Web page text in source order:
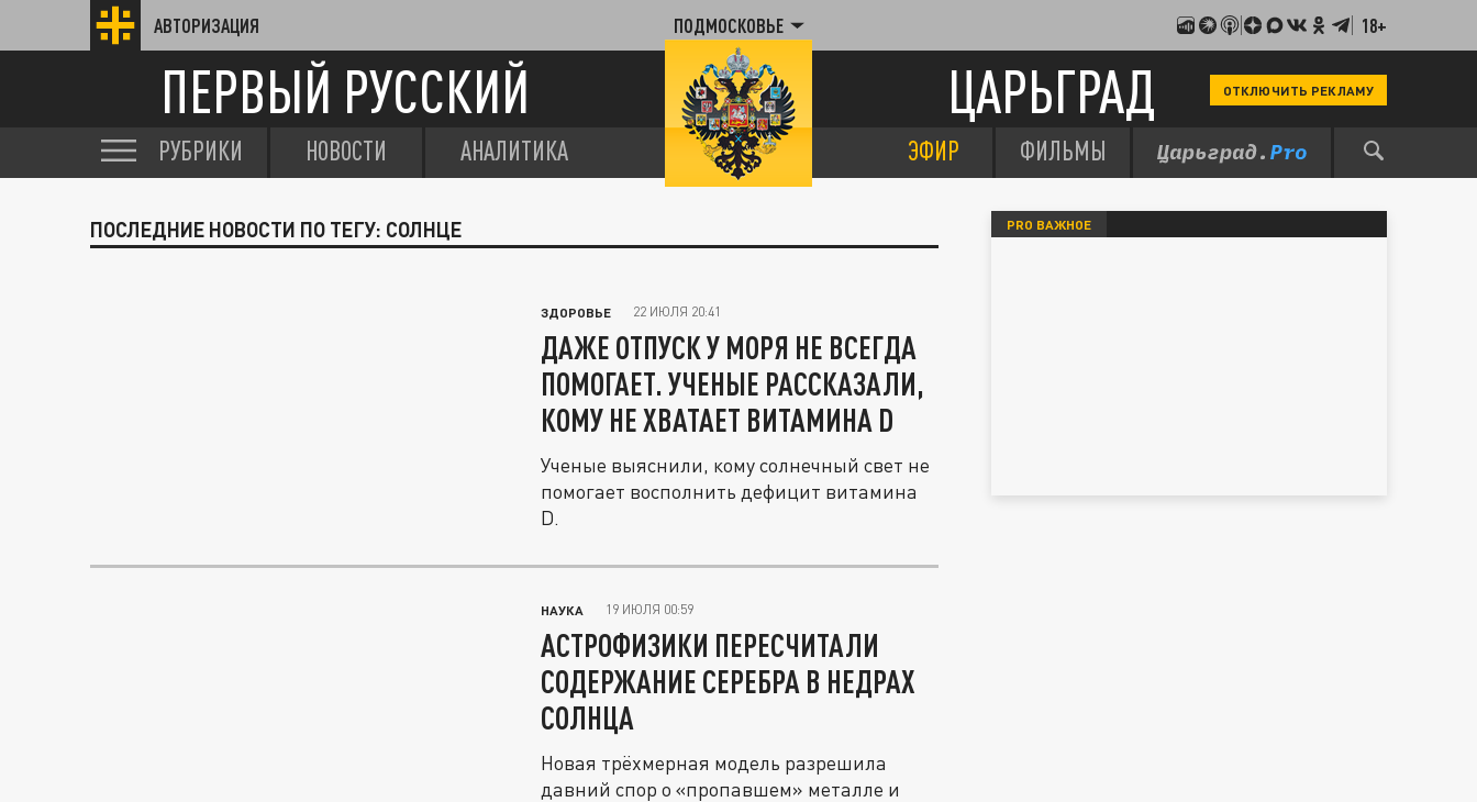
АВТОРИЗАЦИЯ ПОДМОСКОВЬЕ 18+
ПЕРВЫЙ РУССКИЙ ЦАРЬГРАД ОТКЛЮЧИТЬ РЕКЛАМУ
РУБРИКИ НОВОСТИ АНАЛИТИКА ЭФИР ФИЛЬМЫ
ПОСЛЕДНИЕ НОВОСТИ ПО ТЕГУ: СОЛНЦЕ
ЗДОРОВЬЕ 22 ИЮЛЯ 20:41
ДАЖЕ ОТПУСК У МОРЯ НЕ ВСЕГДА
ПОМОГАЕТ. УЧЕНЫЕ РАССКАЗАЛИ,
КОМУ НЕ ХВАТАЕТ ВИТАМИНА D
Ученые выяснили, кому солнечный свет не
помогает восполнить дефицит витамина
D.
НАУКА 19 ИЮЛЯ 00:59
АСТРОФИЗИКИ ПЕРЕСЧИТАЛИ
СОДЕРЖАНИЕ СЕРЕБРА В НЕДРАХ
СОЛНЦА
Новая трёхмерная модель разрешила
давний спор о «пропавшем» металле и
PRO ВАЖНОЕ